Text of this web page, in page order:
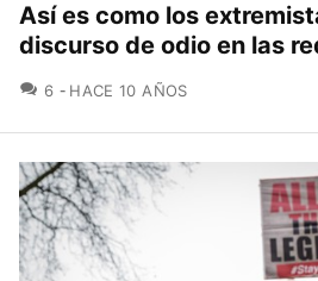
Así es como los
discurso de odio en las
6 COMENTARIOS
HACE 10 AÑOS